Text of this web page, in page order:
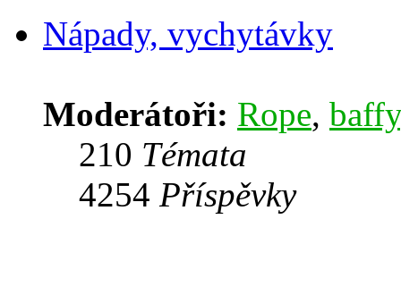
Nápady, vychytávky
Moderátoři: Rope, baffy
210 Témata
4254 Příspěvky